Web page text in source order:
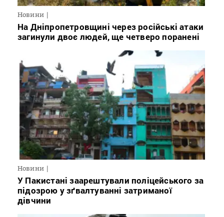
Новини
На Дніпропетровщині через російські атаки
загинули двоє людей, ще четверо поранені
Новини
У Пакистані заарештували поліцейського за
підозрою у зґвалтуванні затриманої
дівчини